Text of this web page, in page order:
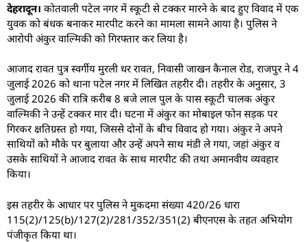
देहरादून। कोतवाली पटेल नगर में स्कूटी से टक्कर मारने के बाद हुए विवाद में एक
युवक को बंधक बनाकर मारपीट करने का मामला सामने आया है। पुलिस ने
आरोपी अंकुर वाल्मिकी को गिरफ्तार कर लिया है।
आजाद रावत पुत्र स्वर्गीय मुरली धर रावत, निवासी जाखन कैनाल रोड, राजपुर ने 4
जुलाई 2026 को थाना पटेल नगर में लिखित तहरीर दी। तहरीर के अनुसार, 3
जुलाई 2026 की रात्रि करीब 8 बजे लाल पुल के पास स्कूटी चालक अंकुर
वाल्मिकी ने उन्हें टक्कर मार दी। घटना में अंकुर का मोबाइल फोन सड़क पर
गिरकर क्षतिग्रस्त हो गया, जिससे दोनों के बीच विवाद हो गया। अंकुर ने अपने
साथियों को मौके पर बुलाया और उन्हें अपने साथ मंडी ले गया, जहां अंकुर व
उसके साथियों ने आजाद रावत के साथ मारपीट की तथा अमानवीय व्यवहार
किया।
इस तहरीर के आधार पर पुलिस ने मुकदमा संख्या 420/26 धारा
115(2)/125(b)/127(2)/281/352/351(2) बीएनएस के तहत अभियोग
पंजीकृत किया था।